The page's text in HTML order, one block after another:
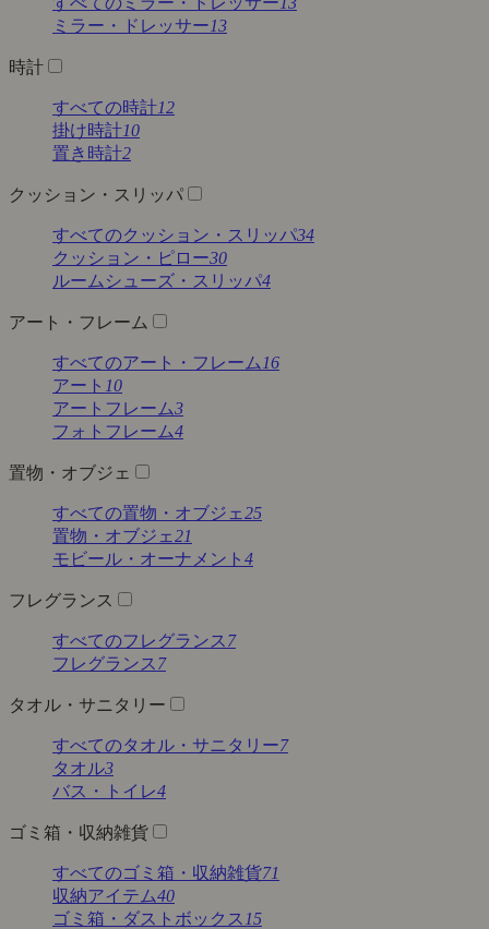
ミラー・ドレッサー13
時計
すべての時計12
掛け時計10
置き時計2
クッション・スリッパ
すべてのクッション・スリッパ34
クッション・ピロー30
ルームシューズ・スリッパ4
アート・フレーム
すべてのアート・フレーム 16
アート 10
アートフレーム3
フォトフレーム4
置物・オブジェ
すべての置物・オブジェ25
置物・オブジェ21
モビール・オーナメント 4
フレグランス
すべてのフレグランス 7
フレグランス 7
タオル・サニタリー
すべてのタオル・サニタリー7
タオル3
バス・トイレ4
ゴミ箱・収納雑貨
すべてのゴミ箱・収納雑貨71
収納アイテム40
ゴミ箱・ダストボックス 15